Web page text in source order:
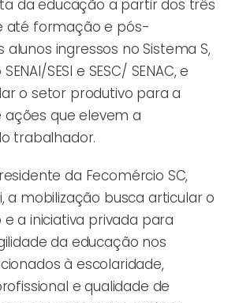
da educação a partir dos três
até formação e pós-
ingressos no Sistema S,
SESI e SESC/ SENAC, e
o setor produtivo para a
que elevem a
trabalhador.
da Fecomércio SC,
a mobilização busca articular o
a iniciativa privada para
da educação nos
à escolaridade,
e qualidade de